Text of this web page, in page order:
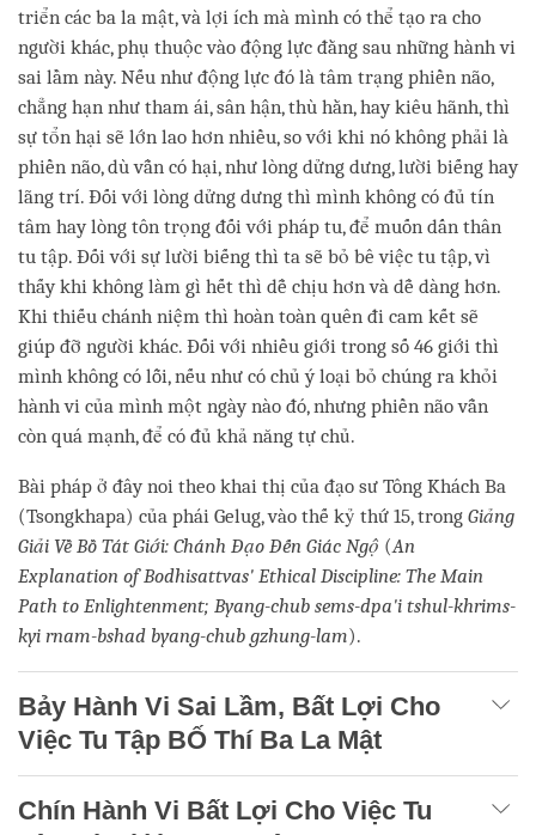
triển các ba la mật, và lợi ích mà mình có thể tạo ra cho
người khác, phụ thuộc vào động lực đằng sau những hành vi
sai lầm này. Nếu như động lực đó là tâm trạng phiền não,
chẳng hạn như tham ái, sân hận, thù hằn, hay kiêu hãnh, thì
sự tổn hại sẽ lớn lao hơn nhiều, so với khi nó không phải là
phiền não, dù vẫn có hại, như lòng dửng dưng, lười biếng hay
lãng trí. Đối với lòng dửng dưng thì mình không có đủ tín
tâm hay lòng tôn trọng đối với pháp tu, để muốn dấn thân
tu tập. Đối với sự lười biếng thì ta sẽ bỏ bê việc tu tập, vì
thấy khi không làm gì hết thì dễ chịu hơn và dễ dàng hơn.
Khi thiếu chánh niệm thì hoàn toàn quên đi cam kết sẽ
giúp đỡ người khác. Đối với nhiều giới trong số 46 giới thì
mình không có lỗi, nếu như có chủ ý loại bỏ chúng ra khỏi
hành vi của mình một ngày nào đó, nhưng phiền não vẫn
còn quá mạnh, để có đủ khả năng tự chủ.
Bài pháp ở đây noi theo khai thị của đạo sư Tông Khách Ba
(Tsongkhapa) của phái Gelug, vào thế kỷ thứ 15, trong Giảng
Giải Về Bồ Tát Giới: Chánh Đạo Đến Giác Ngộ (An
Explanation of Bodhisattvas' Ethical Discipline: The Main
Path to Enlightenment; Byang-chub sems-dpa'i tshul-khrims-
kyi rnam-bshad byang-chub gzhung-lam).
Bảy Hành Vi Sai Lầm, Bất Lợi Cho
Việc Tu Tập BỐ Thí Ba La Mật
Chín Hành Vi Bất Lợi Cho Việc Tu